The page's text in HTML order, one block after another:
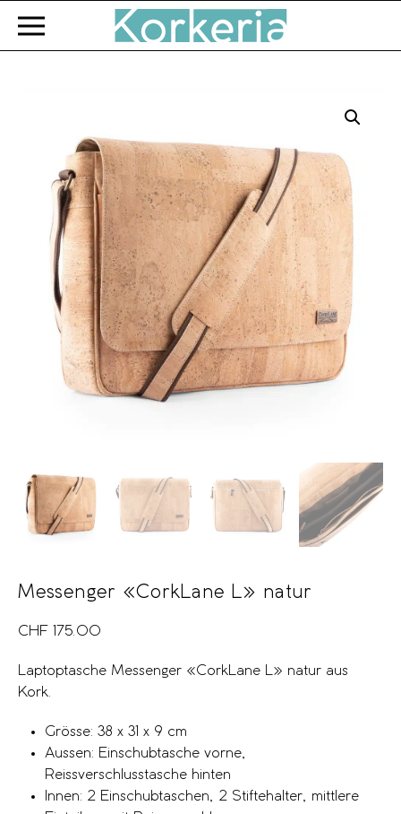
Zum Hauptinhalt springen
Messenger «CorkLane L» natur
CHF 175.00
Laptoptasche Messenger «CorkLane L» natur aus
Kork.
Grösse: 38 x 31 x 9 cm
Aussen: Einschubtasche vorne,
Reissverschlusstasche hinten
Innen: 2 Einschubtaschen, 2 Stiftehalter, mittlere